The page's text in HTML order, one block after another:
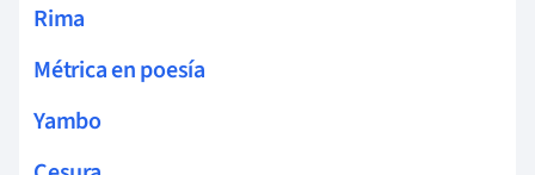
Rima
Métrica en poesía
Yambo